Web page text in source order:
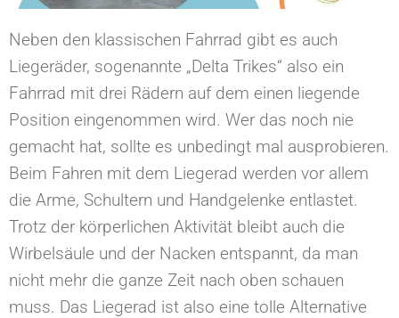
Neben den klassischen Fahrrad gibt es auch
Liegeräder, sogenannte „Delta Trikes“ also ein
Fahrrad mit drei Rädern auf dem einen liegende
Position eingenommen wird. Wer das noch nie
gemacht hat, sollte es unbedingt mal ausprobieren.
Beim Fahren mit dem Liegerad werden vor allem
die Arme, Schultern und Handgelenke entlastet.
Trotz der körperlichen Aktivität bleibt auch die
Wirbelsäule und der Nacken entspannt, da man
nicht mehr die ganze Zeit nach oben schauen
muss. Das Liegerad ist also eine tolle Alternative